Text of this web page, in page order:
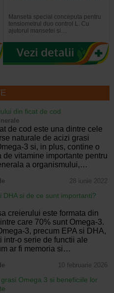
Manseta special conceputa pentru
tensiometrul duo control L. Cu
ajutorul mansetei si…
din ficat de cod
de cod este una dintre cele
naturale de acizi grasi
3 si, in plus, contine o
de vitamine importante pentru
a organismului,…
28 iunie 2022
DHA si de ce sunt importanti?
creierului este formata din
care 70% sunt Omega-3.
3, precum EPA si DHA,
intr-o serie de functii ale
ar fi memoria si…
10 februarie 2026
Omega 3 si beneficiile lor